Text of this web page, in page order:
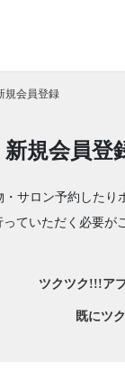
規会員登録
新規会員登
サロン予約したり
ていただく必要が
ツクツク!!!ア
既にツ